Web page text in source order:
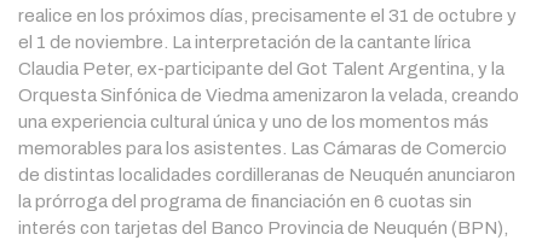
realice en los próximos días, precisamente el 31 de octubre y
el 1 de noviembre. La interpretación de la cantante lírica
Claudia Peter, ex-participante del Got Talent Argentina, y la
Orquesta Sinfónica de Viedma amenizaron la velada, creando
una experiencia cultural única y uno de los momentos más
memorables para los asistentes. Las Cámaras de Comercio
de distintas localidades cordilleranas de Neuquén anunciaron
la prórroga del programa de financiación en 6 cuotas sin
interés con tarjetas del Banco Provincia de Neuquén (BPN),